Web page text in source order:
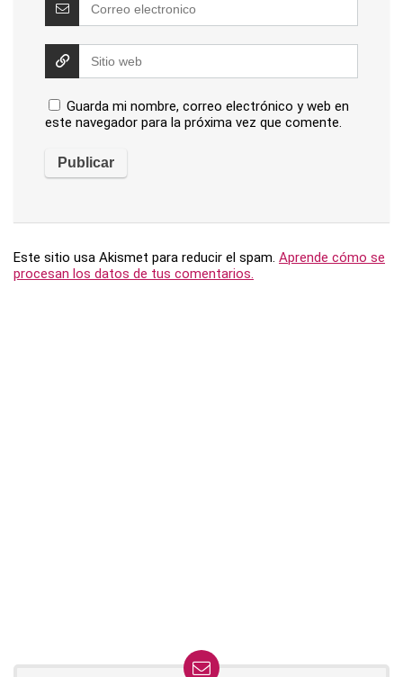
Guarda mi nombre, correo electrónico y web en
este navegador para la próxima vez que comente.
Este sitio usa Akismet para reducir el spam. Aprende cómo se
procesan los datos de tus comentarios.